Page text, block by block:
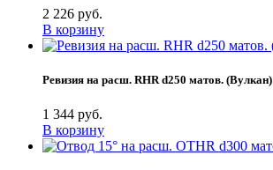
2 226 руб.
В корзину
Ревизия на расш. RHR d250 матов. (Вулкан)
1 344 руб.
В корзину